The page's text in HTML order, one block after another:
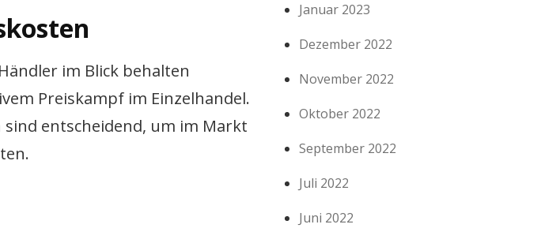
im Blick behalten
Preiskampf im Einzelhandel.
entscheidend, um im Markt
Januar 2023
Dezember 2022
November 2022
Oktober 2022
September 2022
Juli 2022
Juni 2022